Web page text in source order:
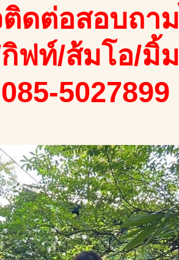
ดต่อสอบถา
กิฟท์/ส้มโอ/มิ้